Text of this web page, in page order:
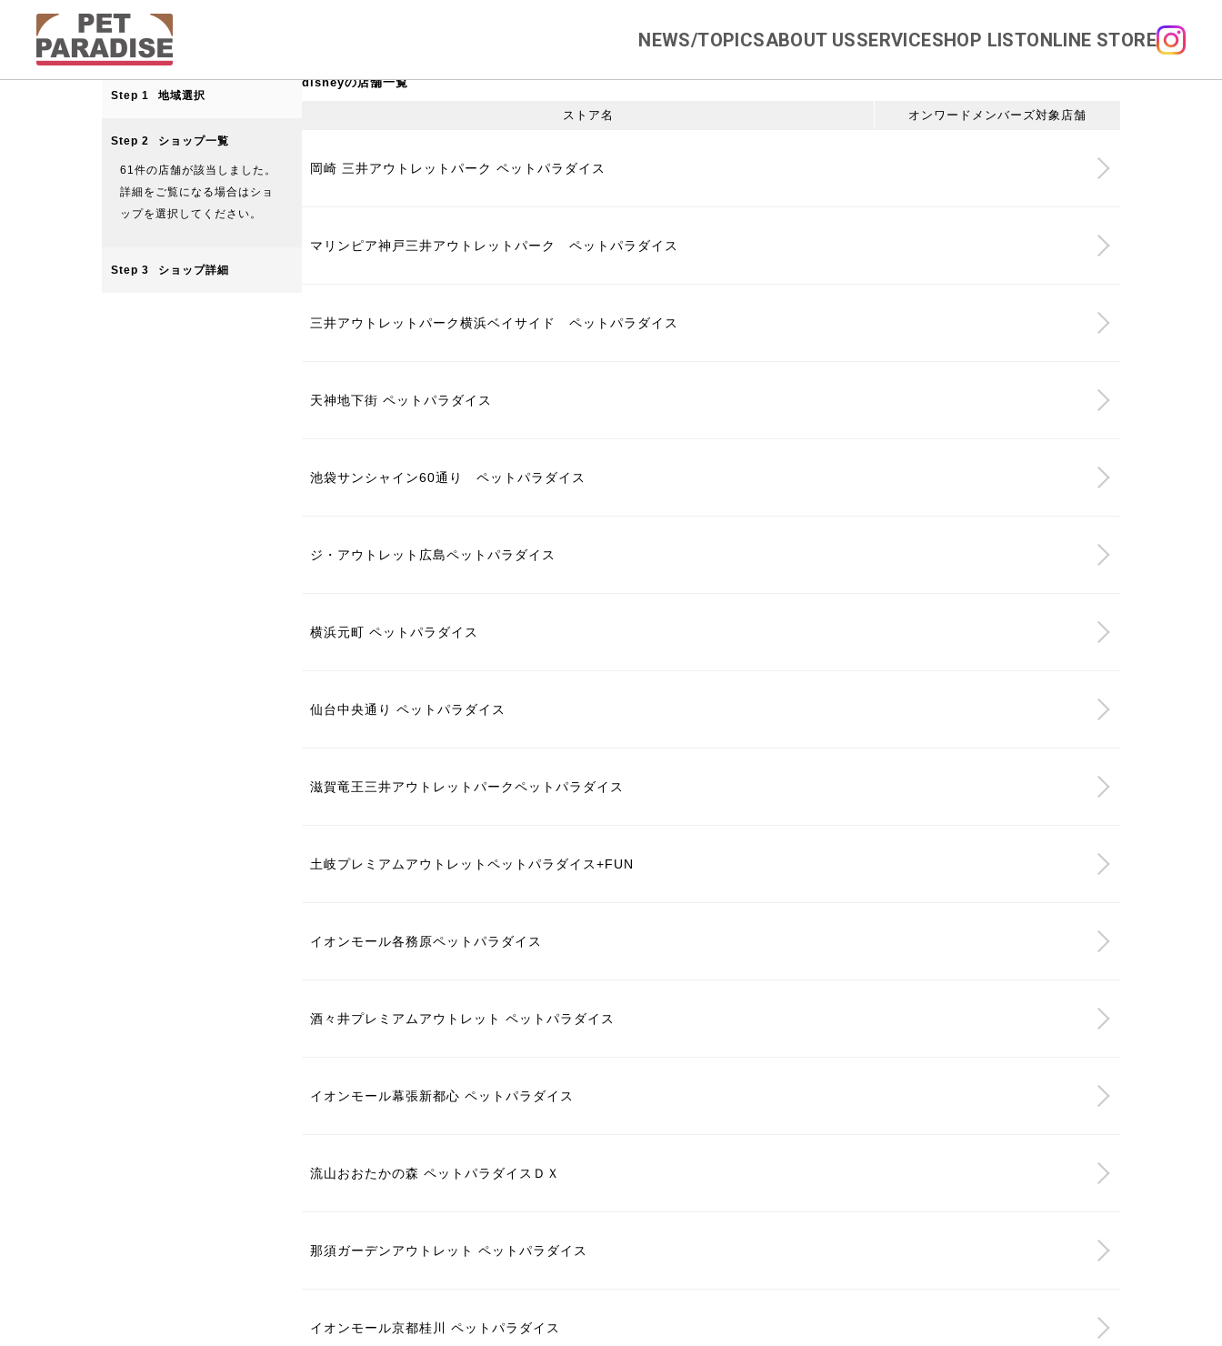
NEWS/TOPICSABOUT USSERVICESHOP LISTONLINE STORE
Step 1 地域選択
Step 2 ショップ一覧
61件の店舗が該当しました。
詳細をご覧になる場合はショ
ップを選択してください。
Step 3 ショップ詳細
disneyの店舗一覧
ストア名 オンワードメンバーズ対象店舗
岡崎 三井アウトレットパーク ペットパラダイス
マリンピア神戸三井アウトレットパーク ペットパラダイス
三井アウトレットパーク横浜ベイサイド ペットパラダイス
天神地下街 ペットパラダイス
池袋サンシャイン60通り ペットパラダイス
ジ・アウトレット広島ペットパラダイス
横浜元町 ペットパラダイス
仙台中央通り ペットパラダイス
滋賀竜王三井アウトレットパークペットパラダイス
土岐プレミアムアウトレットペットパラダイス+FUN
イオンモール各務原ペットパラダイス
酒々井プレミアムアウトレット ペットパラダイス
イオンモール幕張新都心 ペットパラダイス
流山おおたかの森 ペットパラダイスＤＸ
那須ガーデンアウトレット ペットパラダイス
イオンモール京都桂川 ペットパラダイス